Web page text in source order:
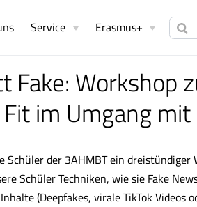
Service Erasmus+
Fake: Workshop
im Umgang
Schüler der 3AHMBT ein dreistündiger
Schüler Techniken, wie sie Fake
(Deepfakes, virale TikTok Videos